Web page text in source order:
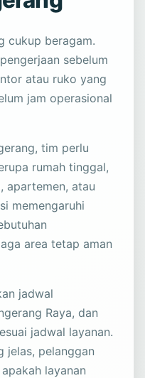
cukup beragam.
sebelum
atau ruko yang
jam operasional
tim perlu
rumah tinggal,
apartemen, atau
memengaruhi
area tetap aman
jadwal
Raya, dan
jadwal layanan.
jelas, pelanggan
layanan